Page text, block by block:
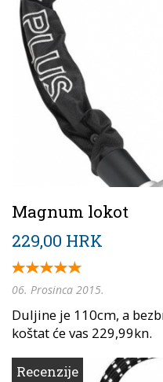
Magnum lokot
229,00 HRK
06. Prosinca 2015.
Duljine je 110cm, a
koštat će vas 229,99kn.
Recenzije